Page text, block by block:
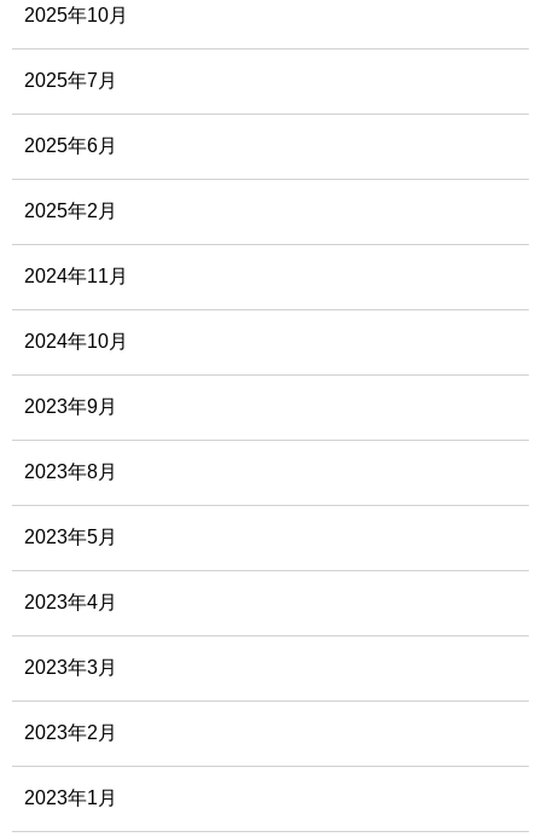
2025年10月
2025年7月
2025年6月
2025年2月
2024年11月
2024年10月
2023年9月
2023年8月
2023年5月
2023年4月
2023年3月
2023年2月
2023年1月